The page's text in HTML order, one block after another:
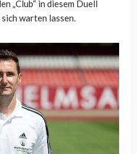
„Club“ in diesem Duell
warten lassen.